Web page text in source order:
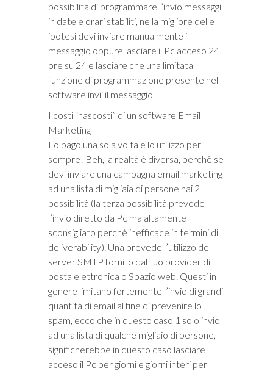
possibilità di programmare l’invio messaggi
in date e orari stabiliti, nella migliore delle
ipotesi devi inviare manualmente il
messaggio oppure lasciare il Pc acceso 24
ore su 24 e lasciare che una limitata
funzione di programmazione presente nel
software invii il messaggio.
I costi “nascosti” di un software Email
Marketing
Lo pago una sola volta e lo utilizzo per
sempre! Beh, la realtà è diversa, perchè se
devi inviare una campagna email marketing
ad una lista di migliaia di persone hai 2
possibilità (la terza possibilità prevede
l’invio diretto da Pc ma altamente
sconsigliato perchè inefficace in termini di
deliverability). Una prevede l’utilizzo del
server SMTP fornito dal tuo provider di
posta elettronica o Spazio web. Questi in
genere limitano fortemente l’invio di grandi
quantità di email al fine di prevenire lo
spam, ecco che in questo caso 1 solo invio
ad una lista di qualche migliaio di persone,
significherebbe in questo caso lasciare
acceso il Pc per giorni e giorni interi per